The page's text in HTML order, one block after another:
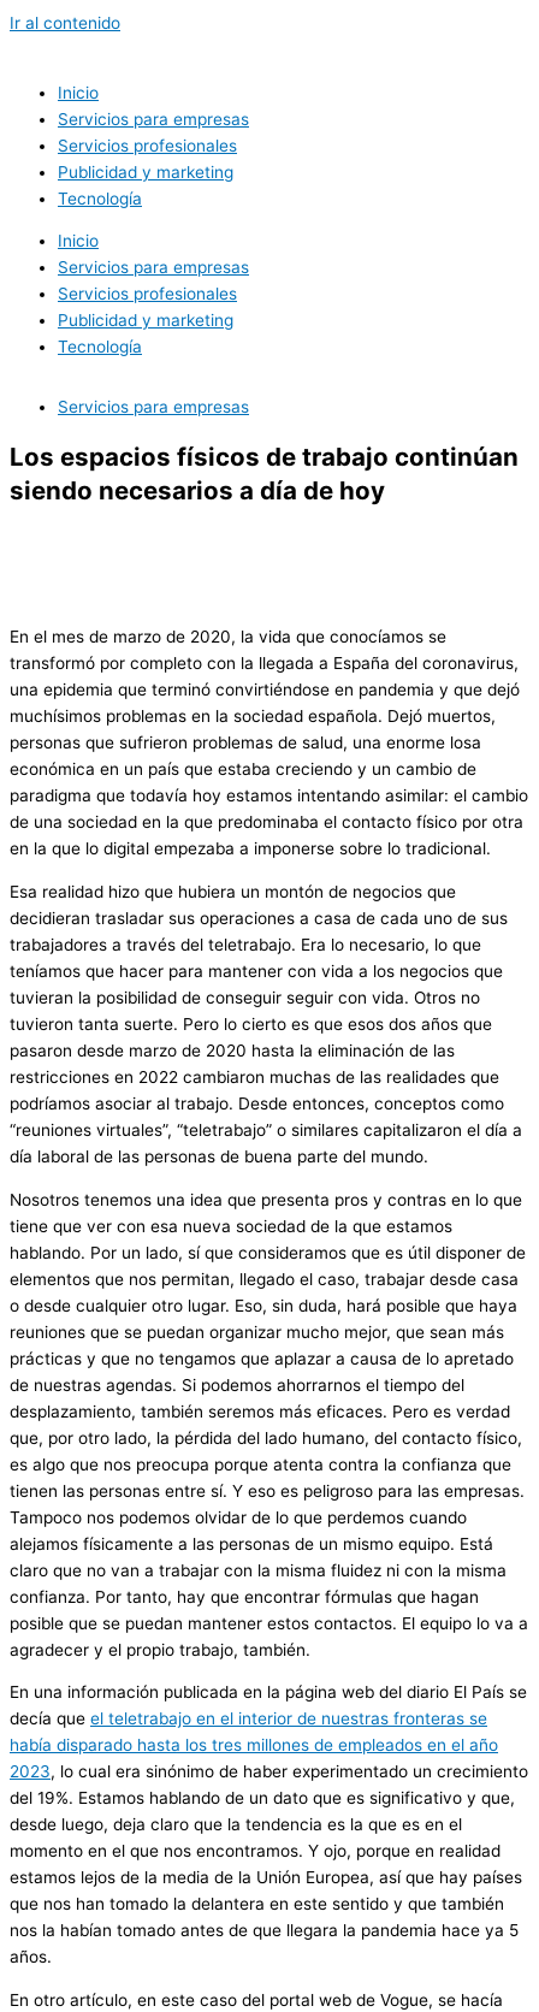
Ir al contenido
Inicio
Servicios para empresas
Servicios profesionales
Publicidad y marketing
Tecnología
Inicio
Servicios para empresas
Servicios profesionales
Publicidad y marketing
Tecnología
Servicios para empresas
Los espacios físicos de trabajo continúan
siendo necesarios a día de hoy
En el mes de marzo de 2020, la vida que conocíamos se
transformó por completo con la llegada a España del coronavirus,
una epidemia que terminó convirtiéndose en pandemia y que dejó
muchísimos problemas en la sociedad española. Dejó muertos,
personas que sufrieron problemas de salud, una enorme losa
económica en un país que estaba creciendo y un cambio de
paradigma que todavía hoy estamos intentando asimilar: el cambio
de una sociedad en la que predominaba el contacto físico por otra
en la que lo digital empezaba a imponerse sobre lo tradicional.
Esa realidad hizo que hubiera un montón de negocios que
decidieran trasladar sus operaciones a casa de cada uno de sus
trabajadores a través del teletrabajo. Era lo necesario, lo que
teníamos que hacer para mantener con vida a los negocios que
tuvieran la posibilidad de conseguir seguir con vida. Otros no
tuvieron tanta suerte. Pero lo cierto es que esos dos años que
pasaron desde marzo de 2020 hasta la eliminación de las
restricciones en 2022 cambiaron muchas de las realidades que
podríamos asociar al trabajo. Desde entonces, conceptos como
“reuniones virtuales”, “teletrabajo” o similares capitalizaron el día a
día laboral de las personas de buena parte del mundo.
Nosotros tenemos una idea que presenta pros y contras en lo que
tiene que ver con esa nueva sociedad de la que estamos
hablando. Por un lado, sí que consideramos que es útil disponer de
elementos que nos permitan, llegado el caso, trabajar desde casa
o desde cualquier otro lugar. Eso, sin duda, hará posible que haya
reuniones que se puedan organizar mucho mejor, que sean más
prácticas y que no tengamos que aplazar a causa de lo apretado
de nuestras agendas. Si podemos ahorrarnos el tiempo del
desplazamiento, también seremos más eficaces. Pero es verdad
que, por otro lado, la pérdida del lado humano, del contacto físico,
es algo que nos preocupa porque atenta contra la confianza que
tienen las personas entre sí. Y eso es peligroso para las empresas.
Tampoco nos podemos olvidar de lo que perdemos cuando
alejamos físicamente a las personas de un mismo equipo. Está
claro que no van a trabajar con la misma fluidez ni con la misma
confianza. Por tanto, hay que encontrar fórmulas que hagan
posible que se puedan mantener estos contactos. El equipo lo va a
agradecer y el propio trabajo, también.
En una información publicada en la página web del diario El País se
decía que el teletrabajo en el interior de nuestras fronteras se
había disparado hasta los tres millones de empleados en el año
2023, lo cual era sinónimo de haber experimentado un crecimiento
del 19%. Estamos hablando de un dato que es significativo y que,
desde luego, deja claro que la tendencia es la que es en el
momento en el que nos encontramos. Y ojo, porque en realidad
estamos lejos de la media de la Unión Europea, así que hay países
que nos han tomado la delantera en este sentido y que también
nos la habían tomado antes de que llegara la pandemia hace ya 5
años.
En otro artículo, en este caso del portal web de Vogue, se hacía